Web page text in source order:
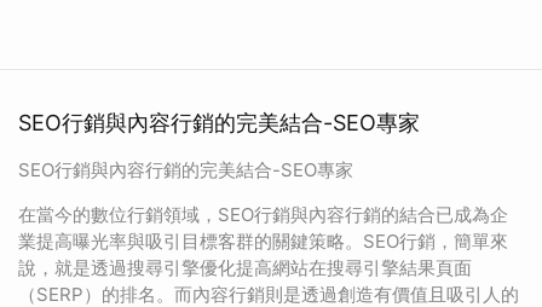
SEO行銷與內容行銷的完美結合-SEO專家
SEO行銷與內容行銷的完美結合-SEO專家
在當今的數位行銷領域，SEO行銷與內容行銷的結合已成為企
業提高曝光率與吸引目標客群的關鍵策略。SEO行銷，簡單來
說，就是透過搜尋引擎優化提高網站在搜尋引擎結果頁面
（SERP）的排名。而內容行銷則是透過創造有價值且吸引人的